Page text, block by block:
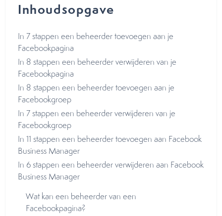
Inhoudsopgave
In 7 stappen een beheerder toevoegen aan je
Facebookpagina
In 8 stappen een beheerder verwijderen van je
Facebookpagina
In 8 stappen een beheerder toevoegen aan je
Facebookgroep
In 7 stappen een beheerder verwijderen van je
Facebookgroep
In 11 stappen een beheerder toevoegen aan Facebook
Business Manager
In 6 stappen een beheerder verwijderen aan Facebook
Business Manager
Wat kan een beheerder van een
Facebookpagina?